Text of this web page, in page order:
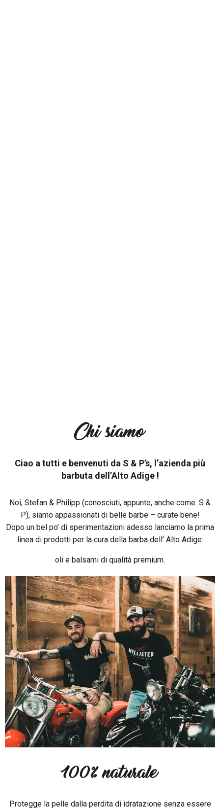
Chi siamo
Ciao a tutti e benvenuti da S & P’s, l’azienda più
barbuta dell’Alto Adige !
Noi, Stefan & Philipp (conosciuti, appunto, anche come: S &
P), siamo appassionati di belle barbe – curate bene!
Dopo un bel po’ di sperimentazioni adesso lanciamo la prima
linea di prodotti per la cura della barba dell’ Alto Adige:
oli e balsami di qualità premium.
100% naturale
Protegge la pelle dalla perdita di idratazione senza essere